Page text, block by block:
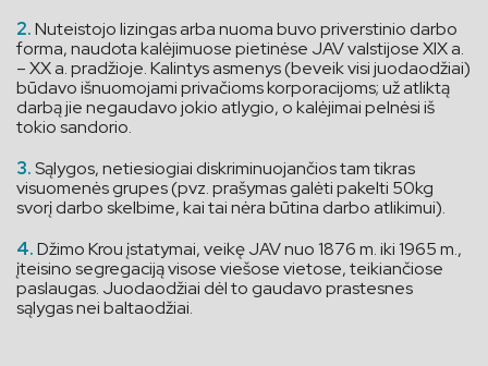
Nuteistojo lizingas arba nuoma buvo priverstinio darbo
forma, naudota kalėjimuose pietinėse JAV valstijose XIX a.
– XX a. pradžioje. Kalintys asmenys (beveik visi juodaodžiai)
būdavo išnuomojami privačioms korporacijoms; už atliktą
darbą jie negaudavo jokio atlygio, o kalėjimai pelnėsi iš
tokio sandorio.
Sąlygos, netiesiogiai diskriminuojančios tam tikras
visuomenės grupes (pvz. prašymas galėti pakelti 50kg
svorį darbo skelbime, kai tai nėra būtina darbo atlikimui).
Džimo Krou įstatymai, veikę JAV nuo 1876 m. iki 1965 m.,
įteisino segregaciją visose viešose vietose, teikiančiose
paslaugas. Juodaodžiai dėl to gaudavo prastesnes
sąlygas nei baltaodžiai.